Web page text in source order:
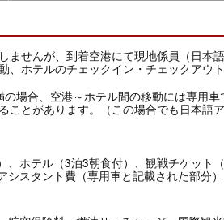
ませんが、到着空港にて現地係員（日本
、ホテルのチェックイン・チェックアウ
場合、空港～ホテル間の移動には専用車
ことがあります。（この場合でも日本語
、ホテル（3泊3朝食付）、観戦チケット
スタント費（専用車と記載された部分）